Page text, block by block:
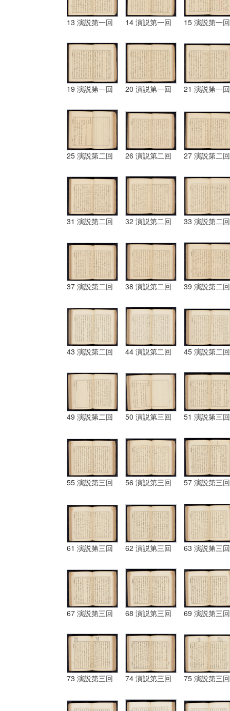
13 演説第一回 14 演説第一回 15 演説第一回
19 演説第一回 20 演説第一回 21 演説第一回
25 演説第二回 26 演説第二回 27 演説第二回
31 演説第二回 32 演説第二回 33 演説第二回
37 演説第二回 38 演説第二回 39 演説第二回
43 演説第二回 44 演説第二回 45 演説第二回
49 演説第二回 50 演説第三回 51 演説第三回
55 演説第三回 56 演説第三回 57 演説第三回
61 演説第三回 62 演説第三回 63 演説第三回
67 演説第三回 68 演説第三回 69 演説第三回
73 演説第三回 74 演説第三回 75 演説第三回